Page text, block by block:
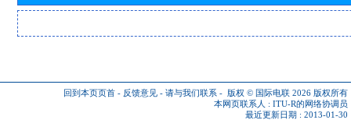
回到本页页首 - 反馈意见 - 请与我们联系 - 版权 © 国际电联 2026 版权所有
本网页联系人 : ITU-R的网络协调员
最近更新日期 : 2013-01-30